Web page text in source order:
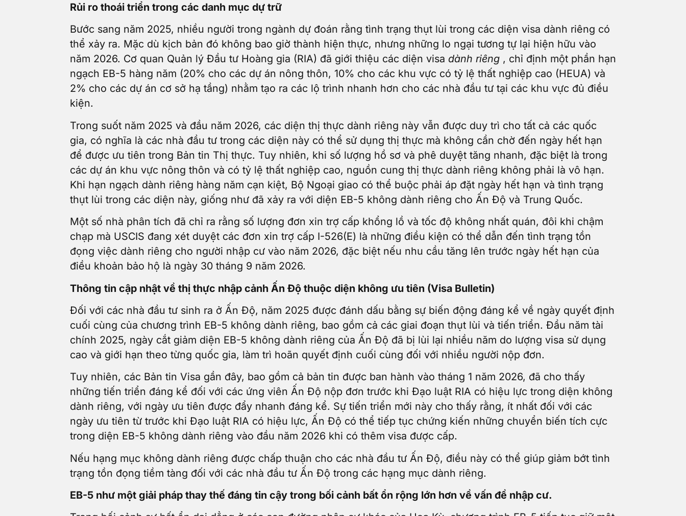
Rủi ro thoái triển trong các danh mục dự trữ
Bước sang năm 2025, nhiều người trong ngành dự đoán rằng tình trạng thụt lùi trong các diện visa dành riêng có
thể xảy ra. Mặc dù kịch bản đó không bao giờ thành hiện thực, nhưng những lo ngại tương tự lại hiện hữu vào
năm 2026. Cơ quan Quản lý Đầu tư Hoàng gia (RIA) đã giới thiệu các diện visa dành riêng , chỉ định một phần hạn
ngạch EB-5 hàng năm (20% cho các dự án nông thôn, 10% cho các khu vực có tỷ lệ thất nghiệp cao (HEUA) và
2% cho các dự án cơ sở hạ tầng) nhằm tạo ra các lộ trình nhanh hơn cho các nhà đầu tư tại các khu vực đủ điều
kiện.
Trong suốt năm 2025 và đầu năm 2026, các diện thị thực dành riêng này vẫn được duy trì cho tất cả các quốc
gia, có nghĩa là các nhà đầu tư trong các diện này có thể sử dụng thị thực mà không cần chờ đến ngày hết hạn
để được ưu tiên trong Bản tin Thị thực. Tuy nhiên, khi số lượng hồ sơ và phê duyệt tăng nhanh, đặc biệt là trong
các dự án khu vực nông thôn và có tỷ lệ thất nghiệp cao, nguồn cung thị thực dành riêng không phải là vô hạn.
Khi hạn ngạch dành riêng hàng năm cạn kiệt, Bộ Ngoại giao có thể buộc phải áp đặt ngày hết hạn và tình trạng
thụt lùi trong các diện này, giống như đã xảy ra với diện EB-5 không dành riêng cho Ấn Độ và Trung Quốc.
Một số nhà phân tích đã chỉ ra rằng số lượng đơn xin trợ cấp khổng lồ và tốc độ không nhất quán, đôi khi chậm
chạp mà USCIS đang xét duyệt các đơn xin trợ cấp I-526(E) là những điều kiện có thể dẫn đến tình trạng tồn
đọng việc dành riêng cho người nhập cư vào năm 2026, đặc biệt nếu nhu cầu tăng lên trước ngày hết hạn của
điều khoản bảo hộ là ngày 30 tháng 9 năm 2026.
Thông tin cập nhật về thị thực nhập cảnh Ấn Độ thuộc diện không ưu tiên (Visa Bulletin)
Đối với các nhà đầu tư sinh ra ở Ấn Độ, năm 2025 được đánh dấu bằng sự biến động đáng kể về ngày quyết định
cuối cùng của chương trình EB-5 không dành riêng, bao gồm cả các giai đoạn thụt lùi và tiến triển. Đầu năm tài
chính 2025, ngày cắt giảm diện EB-5 không dành riêng của Ấn Độ đã bị lùi lại nhiều năm do lượng visa sử dụng
cao và giới hạn theo từng quốc gia, làm trì hoãn quyết định cuối cùng đối với nhiều người nộp đơn.
Tuy nhiên, các Bản tin Visa gần đây, bao gồm cả bản tin được ban hành vào tháng 1 năm 2026, đã cho thấy
những tiến triển đáng kể đối với các ứng viên Ấn Độ nộp đơn trước khi Đạo luật RIA có hiệu lực trong diện không
dành riêng, với ngày ưu tiên được đẩy nhanh đáng kể. Sự tiến triển mới này cho thấy rằng, ít nhất đối với các
ngày ưu tiên từ trước khi Đạo luật RIA có hiệu lực, Ấn Độ có thể tiếp tục chứng kiến những chuyển biến tích cực
trong diện EB-5 không dành riêng vào đầu năm 2026 khi có thêm visa được cấp.
Nếu hạng mục không dành riêng được chấp thuận cho các nhà đầu tư Ấn Độ, điều này có thể giúp giảm bớt tình
trạng tồn đọng tiềm tàng đối với các nhà đầu tư Ấn Độ trong các hạng mục dành riêng.
EB-5 như một giải pháp thay thế đáng tin cậy trong bối cảnh bất ổn rộng lớn hơn về vấn đề nhập cư.